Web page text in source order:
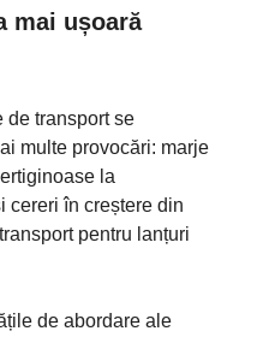
mai ușoară
de transport se
multe provocări: marje
la
cereri în creștere din
pentru lanțuri
de abordare ale